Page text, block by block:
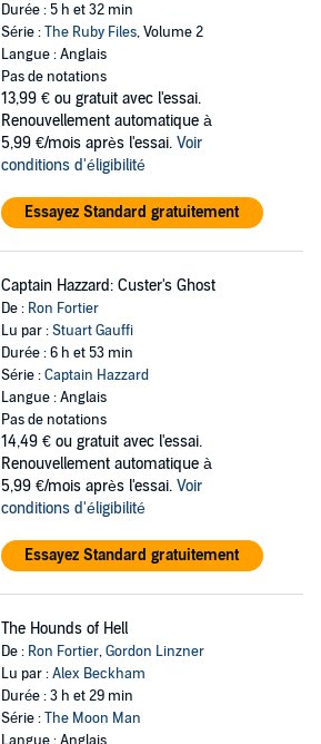
Durée : 5 h et 32 min
Série :The Ruby Files, Volume 2
Langue : Anglais
Pas de notations
13,99 € ou gratuit avec l'essai.
Renouvellement automatique à
5,99 €/mois après l'essai. Voir
conditions d'éligibilité
Essayez Standard gratuitement
Captain Hazzard: Custer's Ghost
De : Ron Fortier
Lu par :Stuart Gauffi
Durée : 6 h et 53 min
Série :Captain Hazzard
Langue : Anglais
Pas de notations
14,49 € ou gratuit avec l'essai.
Renouvellement automatique à
5,99 €/mois après l'essai. Voir
conditions d'éligibilité
Essayez Standard gratuitement
The Hounds of Hell
De : Ron Fortier,Gordon Linzner
Lu par :Alex Beckham
Durée : 3 h et 29 min
Série :The Moon Man